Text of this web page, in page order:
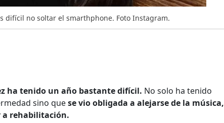
difícil no soltar el smarthphone. Foto Instagram.
ha tenido un año bastante difícil. No solo ha tenido
sino quese vio obligada a alejarse de la música,
a rehabilitación.